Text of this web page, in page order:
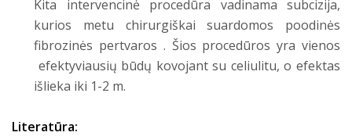
Kita intervencinė procedūra vadinama subcizija,
kurios metu chirurgiškai suardomos poodinės
fibrozinės pertvaros . Šios procedūros yra vienos
efektyviausių būdų kovojant su celiulitu, o efektas
išlieka iki 1-2 m.
Literatūra: